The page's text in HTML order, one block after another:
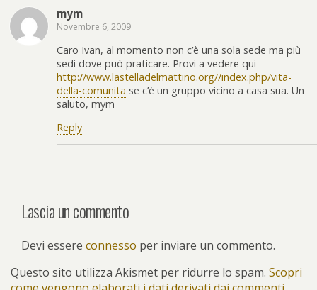
mym
Novembre 6, 2009
Caro Ivan, al momento non c’è una sola sede ma più
sedi dove può praticare. Provi a vedere qui
http://www.lastelladelmattino.org//index.php/vita-
della-comunita se c’è un gruppo vicino a casa sua. Un
saluto, mym
Reply
Lascia un commento
Devi essere connesso per inviare un commento.
Questo sito utilizza Akismet per ridurre lo spam. Scopri